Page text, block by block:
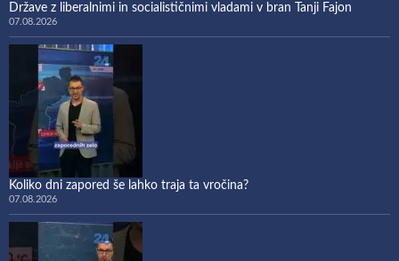
Države z liberalnimi in socialističnimi vladami v bran Tanji Fajon
07.08.2026
Koliko dni zapored še lahko traja ta vročina?
07.08.2026